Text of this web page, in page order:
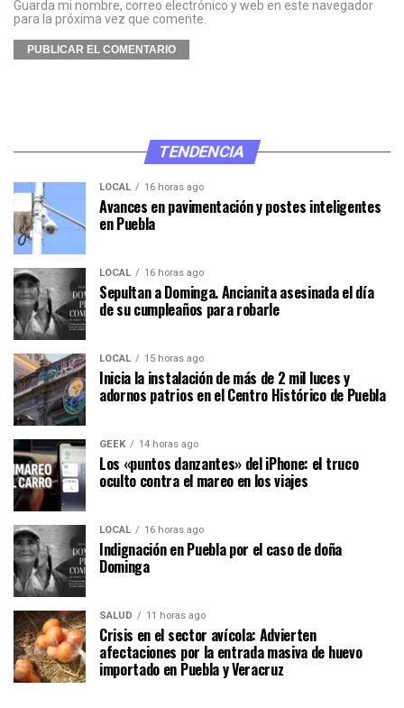
Guarda mi nombre, correo electrónico y web en este navegador
para la próxima vez que comente.
TENDENCIA
LOCAL 16 horas ago
Avances en pavimentación y postes inteligentes
en Puebla
LOCAL 16 horas ago
Sepultan a Dominga. Ancianita asesinada el día
de su cumpleaños para robarle
LOCAL 15 horas ago
Inicia la instalación de más de 2 mil luces y
adornos patrios en el Centro Histórico de Puebla
GEEK 14 horas ago
Los «puntos danzantes» del iPhone: el truco
oculto contra el mareo en los viajes
LOCAL 16 horas ago
Indignación en Puebla por el caso de doña
Dominga
SALUD 11 horas ago
Crisis en el sector avícola: Advierten
afectaciones por la entrada masiva de huevo
importado en Puebla y Veracruz